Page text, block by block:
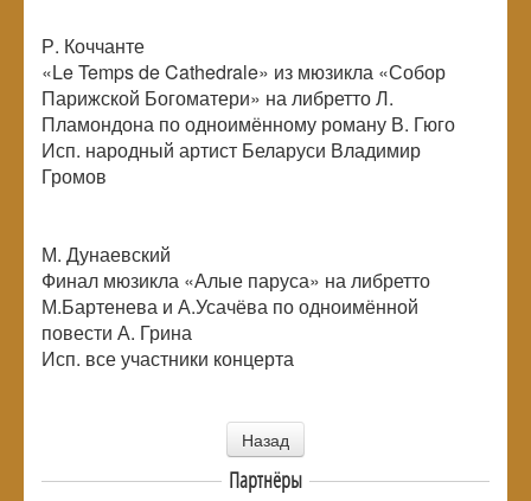
Р. Коччанте
«Le Temps de Cathedrale» из мюзикла «Собор
Парижской Богоматери» на либретто Л.
Пламондона по одноимённому роману В. Гюго
Исп. народный артист Беларуси Владимир
Громов
М. Дунаевский
Финал мюзикла «Алые паруса» на либретто
М.Бартенева и А.Усачёва по одноимённой
повести А. Грина
Исп. все участники концерта
Назад
Партнёры